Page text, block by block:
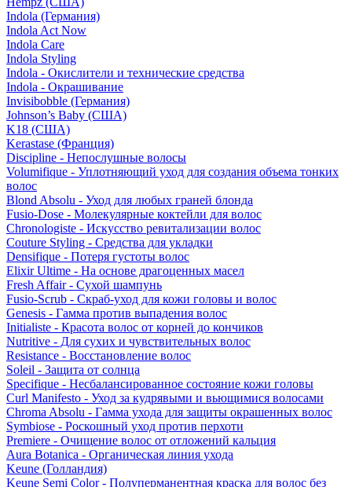
Indola (Германия)
Indola Act Now
Indola Care
Indola Styling
Indola - Окислители и технические средства
Indola - Окрашивание
Invisibobble (Германия)
Johnson’s Baby (США)
K18 (США)
Kerastase (Франция)
Discipline - Непослушные волосы
Volumifique - Уплотняющий уход для создания объема тонких
волос
Blond Absolu - Уход для любых граней блонда
Fusio-Dose - Молекулярные коктейли для волос
Chronologiste - Искусство ревитализации волос
Couture Styling - Средства для укладки
Densifique - Потеря густоты волос
Elixir Ultime - На основе драгоценных масел
Fresh Affair - Сухой шампунь
Fusio-Scrub - Скраб-уход для кожи головы и волос
Genesis - Гамма против выпадения волос
Initialiste - Красота волос от корней до кончиков
Nutritive - Для сухих и чувствительных волос
Resistance - Восстановление волос
Soleil - Защита от солнца
Specifique - Несбалансированное состояние кожи головы
Curl Manifesto - Уход за кудрявыми и вьющимися волосами
Chroma Absolu - Гамма ухода для защиты окрашенных волос
Symbiose - Роскошный уход против перхоти
Premiere - Очищение волос от отложений кальция
Aura Botanica - Органическая линия ухода
Keune (Голландия)
Keune Semi Color - Полуперманентная краска для волос без